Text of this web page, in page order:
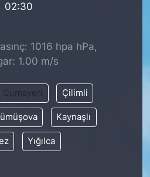
02:30
1016 hpa hPa,
1.00 m/s
Cumayeri Çilimli
Kaynaşlı
Yığılca